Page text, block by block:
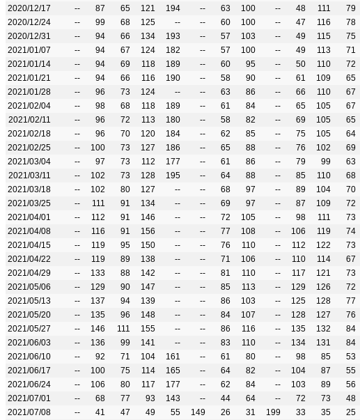
2020/12/17
-- 87 65 121 194 -- 63 100 -- 48 111 79
2020/12/24
-- 99 68 125 -- -- 60 100 -- 47 116 78
2020/12/31
-- 94 66 134 193 -- 57 103 -- 49 115 75
2021/01/07
-- 94 67 124 182 -- 57 100 -- 49 113 71
2021/01/14
-- 94 69 118 189 -- 60 95 -- 50 110 72
2021/01/21
-- 94 66 116 190 -- 58 90 -- 61 109 65
2021/01/28
-- 96 73 124 -- -- 63 86 -- 66 110 67
2021/02/04
-- 98 68 118 189 -- 61 84 -- 65 105 67
2021/02/11
-- 96 72 113 180 -- 58 82 -- 69 105 65
2021/02/18
-- 96 70 120 184 -- 62 85 -- 75 105 64
2021/02/25
-- 100 73 127 186 -- 65 88 -- 76 102 69
2021/03/04
-- 97 73 112 177 -- 61 86 -- 79 99 63
2021/03/11
-- 102 73 128 195 -- 64 88 -- 85 110 68
2021/03/18
-- 102 80 127 -- -- 68 97 -- 89 104 70
2021/03/25
-- 111 91 134 -- -- 69 97 -- 87 109 72
2021/04/01
-- 112 91 146 -- -- 72 105 -- 98 111 73
2021/04/08
-- 116 91 156 -- -- 77 108 -- 106 119 74
2021/04/15
-- 119 95 150 -- -- 76 110 -- 112 122 73
2021/04/22
-- 119 89 138 -- -- 71 106 -- 110 114 67
2021/04/29
-- 133 88 142 -- -- 81 110 -- 117 121 73
2021/05/06
-- 129 90 147 -- -- 85 113 -- 129 126 72
2021/05/13
-- 137 94 139 -- -- 86 103 -- 125 128 77
2021/05/20
-- 135 96 148 -- -- 84 107 -- 128 127 76
2021/05/27
-- 146 111 155 -- -- 86 116 -- 135 132 84
2021/06/03
-- 136 99 141 -- -- 83 110 -- 134 131 84
2021/06/10
-- 92 71 104 161 -- 61 80 -- 98 85 53
2021/06/17
-- 100 75 114 165 -- 64 82 -- 104 87 55
2021/06/24
-- 106 80 117 177 -- 62 84 -- 103 89 56
2021/07/01
-- 68 77 93 143 -- 44 64 -- 72 73 48
2021/07/08
-- 41 47 49 55 149 26 31 199 33 35 25